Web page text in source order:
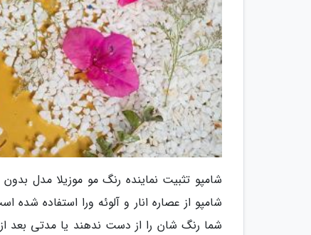
شامپو تثبیت نماینده رنگ مو موزیلا مدل
شامپو از عصاره انار و آلوئه ورا استفاده
شما رنگ شان را از دست ندهند یا مدتی بعد